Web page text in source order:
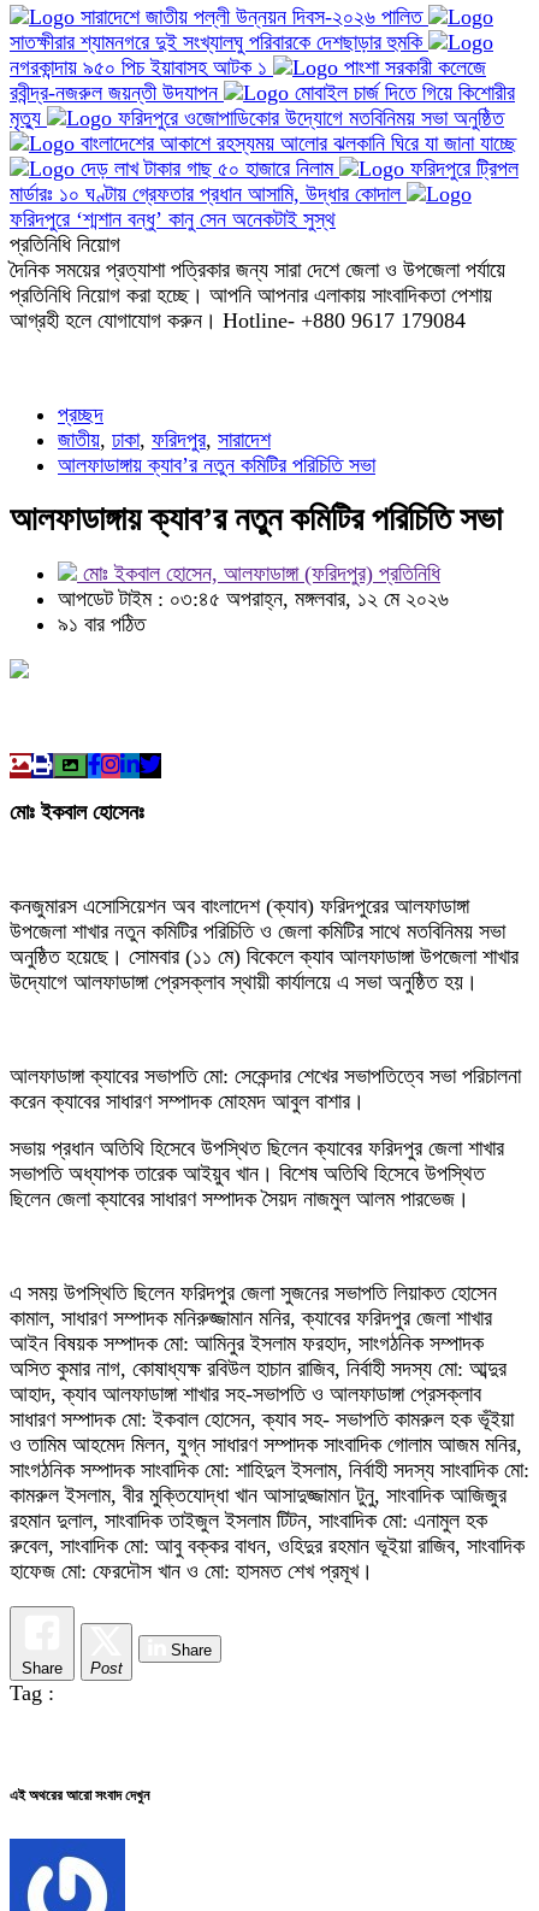
সারাদেশে জাতীয় পল্লী উন্নয়ন দিবস-২০২৬ পালিত
সাতক্ষীরার শ্যামনগরে দুই সংখ্যালঘু পরিবারকে দেশছাড়ার হুমকি
নগরকান্দায় ৯৫০ পিচ ইয়াবাসহ আটক ১
পাংশা সরকারী কলেজে
রবীন্দ্র-নজরুল জয়ন্তী উদযাপন
মোবাইল চার্জ দিতে গিয়ে কিশোরীর
মৃত্যু
ফরিদপুরে ওজোপাডিকোর উদ্যোগে মতবিনিময় সভা অনুষ্ঠিত
বাংলাদেশের আকাশে রহস্যময় আলোর ঝলকানি ঘিরে যা জানা যাচ্ছে
দেড় লাখ টাকার গাছ ৫০ হাজারে নিলাম
ফরিদপুরে ট্রিপল
মার্ডারঃ ১০ ঘণ্টায় গ্রেফতার প্রধান আসামি, উদ্ধার কোদাল
ফরিদপুরে ‘শ্মশান বন্ধু’ কানু সেন অনেকটাই সুস্থ
প্রতিনিধি নিয়োগ
দৈনিক সময়ের প্রত্যাশা পত্রিকার জন্য সারা দেশে জেলা ও উপজেলা পর্যায়ে
প্রতিনিধি নিয়োগ করা হচ্ছে। আপনি আপনার এলাকায় সাংবাদিকতা পেশায়
আগ্রহী হলে যোগাযোগ করুন। Hotline- +880 9617 179084
প্রচ্ছদ
জাতীয়, ঢাকা, ফরিদপুর, সারাদেশ
আলফাডাঙ্গায় ক্যাব’র নতুন কমিটির পরিচিতি সভা
আলফাডাঙ্গায় ক্যাব’র নতুন কমিটির পরিচিতি সভা
মোঃ ইকবাল হোসেন, আলফাডাঙ্গা (ফরিদপুর) প্রতিনিধি
আপডেট টাইম : ০৩:৪৫ অপরাহ্ন, মঙ্গলবার, ১২ মে ২০২৬
৯১ বার পঠিত
মোঃ ইকবাল হোসেনঃ
কনজুমারস এসোসিয়েশন অব বাংলাদেশ (ক্যাব) ফরিদপুরের আলফাডাঙ্গা
উপজেলা শাখার নতুন কমিটির পরিচিতি ও জেলা কমিটির সাথে মতবিনিময় সভা
অনুষ্ঠিত হয়েছে। সোমবার (১১ মে) বিকেলে ক্যাব আলফাডাঙ্গা উপজেলা শাখার
উদ্যোগে আলফাডাঙ্গা প্রেসক্লাব স্থায়ী কার্যালয়ে এ সভা অনুষ্ঠিত হয়।
আলফাডাঙ্গা ক্যাবের সভাপতি মো: সেকেন্দার শেখের সভাপতিত্বে সভা পরিচালনা
করেন ক্যাবের সাধারণ সম্পাদক মোহমদ আবুল বাশার।
সভায় প্রধান অতিথি হিসেবে উপস্থিত ছিলেন ক্যাবের ফরিদপুর জেলা শাখার
সভাপতি অধ্যাপক তারেক আইয়ুব খান। বিশেষ অতিথি হিসেবে উপস্থিত
ছিলেন জেলা ক্যাবের সাধারণ সম্পাদক সৈয়দ নাজমুল আলম পারভেজ।
এ সময় উপস্থিতি ছিলেন ফরিদপুর জেলা সুজনের সভাপতি লিয়াকত হোসেন
কামাল, সাধারণ সম্পাদক মনিরুজ্জামান মনির, ক্যাবের ফরিদপুর জেলা শাখার
আইন বিষয়ক সম্পাদক মো: আমিনুর ইসলাম ফরহাদ, সাংগঠনিক সম্পাদক
অসিত কুমার নাগ, কোষাধ্যক্ষ রবিউল হাচান রাজিব, নির্বাহী সদস্য মো: আব্দুর
আহাদ, ক্যাব আলফাডাঙ্গা শাখার সহ-সভাপতি ও আলফাডাঙ্গা প্রেসক্লাব
সাধারণ সম্পাদক মো: ইকবাল হোসেন, ক্যাব সহ- সভাপতি কামরুল হক ভূঁইয়া
ও তামিম আহমেদ মিলন, যুগ্ন সাধারণ সম্পাদক সাংবাদিক গোলাম আজম মনির,
সাংগঠনিক সম্পাদক সাংবাদিক মো: শাহিদুল ইসলাম, নির্বাহী সদস্য সাংবাদিক মো:
কামরুল ইসলাম, বীর মুক্তিযোদ্ধা খান আসাদুজ্জামান টুনু, সাংবাদিক আজিজুর
রহমান দুলাল, সাংবাদিক তাইজুল ইসলাম টিটন, সাংবাদিক মো: এনামুল হক
রুবেল, সাংবাদিক মো: আবু বক্কর বাধন, ওহিদুর রহমান ভূইয়া রাজিব, সাংবাদিক
হাফেজ মো: ফেরদৌস খান ও মো: হাসমত শেখ প্রমূখ।
Share Post
Share
Tag :
এই অথরের আরো সংবাদ দেখুন